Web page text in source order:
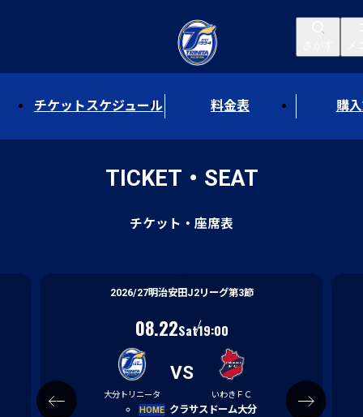
チケットスケジュール 料金表 購
チケット・座席表
TICKET・SEAT
2026/27明治安田J2リーグ第3節
08.22
（土）Sat19:00
大分トリニータ
VS対
いわきＦＣ
HOME クラサスドーム大分